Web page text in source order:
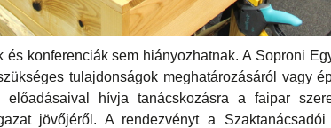
konferenciák sem hiányozhatnak. A Soproni
tulajdonságok meghatározásáról vagy
előadásaival hívja tanácskozásra a faipar
jövőjéről. A rendezvényt a